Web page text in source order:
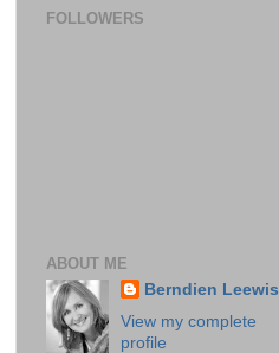
FOLLOWERS
ABOUT ME
Berndien Leewis
View my complete
profile